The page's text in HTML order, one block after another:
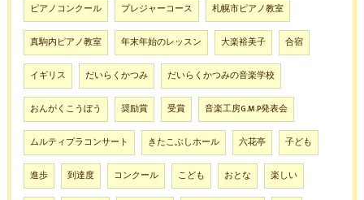
ピアノコンクール プレジャーコース 札幌市ピアノ教室
真駒内ピアノ教室 年末年始のレッスン 大楽裕美子 合宿
イギリス だいらくかつみ だいらくかつみの音楽学校
おんがくこうぼう 奨励賞 受賞 音楽工房G.M.P発表会
ムルティプラコンサート きたこぶしホール 六花亭 子ども
進歩 到達度 コンクール こども おとな 楽しい